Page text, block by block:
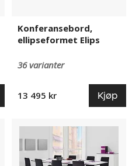
Konferansebord,
ellipseformet Elips
36 varianter
13 495 kr Kjøp
Konferansebord
Strike